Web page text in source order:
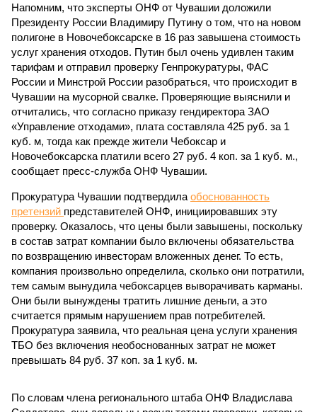
Напомним, что эксперты ОНФ от Чувашии доложили
Президенту России Владимиру Путину о том, что на новом
полигоне в Новочебоксарске в 16 раз завышена стоимость
услуг хранения отходов. Путин был очень удивлен таким
тарифам и отправил проверку Генпрокуратуры, ФАС
России и Минстрой России разобраться, что происходит в
Чувашии на мусорной свалке. Проверяющие выяснили и
отчитались, что согласно приказу гендиректора ЗАО
«Управление отходами», плата составляла 425 руб. за 1
куб. м, тогда как прежде жители Чебоксар и
Новочебоксарска платили всего 27 руб. 4 коп. за 1 куб. м.,
сообщает пресс-служба ОНФ Чувашии.
Прокуратура Чувашии подтвердила обоснованность
претензий представителей ОНФ, инициировавших эту
проверку. Оказалось, что цены были завышены, поскольку
в состав затрат компании было включены обязательства
по возвращению инвесторам вложенных денег. То есть,
компания произвольно определила, сколько они потратили,
тем самым вынудила чебоксарцев выворачивать карманы.
Они были вынуждены тратить лишние деньги, а это
считается прямым нарушением прав потребителей.
Прокуратура заявила, что реальная цена услуги хранения
ТБО без включения необоснованных затрат не может
превышать 84 руб. 37 коп. за 1 куб. м.
По словам члена регионального штаба ОНФ Владислава